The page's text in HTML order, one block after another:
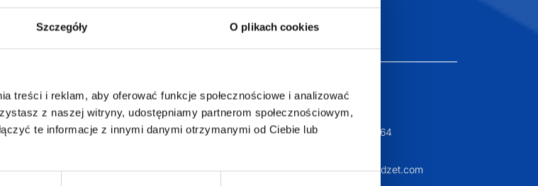
Szczegóły O plikach cookies
treści i reklam, aby oferować funkcje społecznościowe i analizować
z naszej witryny, udostępniamy partnerom społecznościowym,
te informacje z innymi danymi otrzymanymi od Ciebie lub
produktów
realizacji
i płatności
SUPERGADŻET.com
JAKUB LIEBELT
KONTAKT
+48 601 072 064
biuro@supergadzet.com